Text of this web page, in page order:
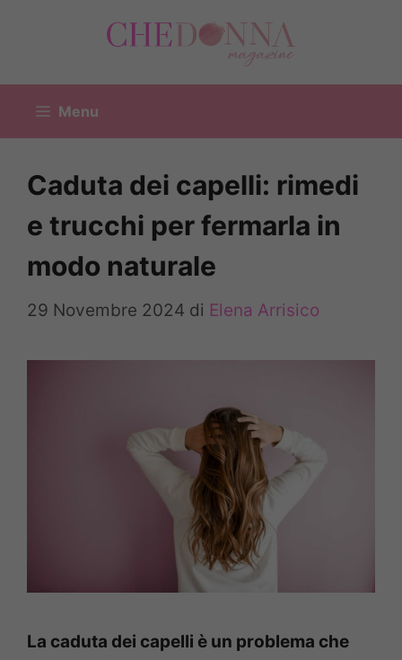
Menu
Caduta dei capelli: rimedi
e trucchi per fermarla in
modo naturale
29 Novembre 2024 di Elena Arrisico
La caduta dei capelli è un problema che